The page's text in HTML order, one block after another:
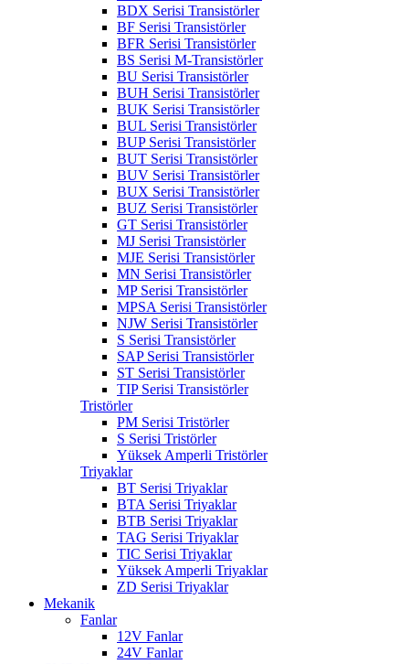
BDX Serisi Transistörler
BF Serisi Transistörler
BFR Serisi Transistörler
BS Serisi M-Transistörler
BU Serisi Transistörler
BUH Serisi Transistörler
BUK Serisi Transistörler
BUL Serisi Transistörler
BUP Serisi Transistörler
BUT Serisi Transistörler
BUV Serisi Transistörler
BUX Serisi Transistörler
BUZ Serisi Transistörler
GT Serisi Transistörler
MJ Serisi Transistörler
MJE Serisi Transistörler
MN Serisi Transistörler
MP Serisi Transistörler
MPSA Serisi Transistörler
NJW Serisi Transistörler
S Serisi Transistörler
SAP Serisi Transistörler
ST Serisi Transistörler
TIP Serisi Transistörler
Tristörler
PM Serisi Tristörler
S Serisi Tristörler
Yüksek Amperli Tristörler
Triyaklar
BT Serisi Triyaklar
BTA Serisi Triyaklar
BTB Serisi Triyaklar
TAG Serisi Triyaklar
TIC Serisi Triyaklar
Yüksek Amperli Triyaklar
ZD Serisi Triyaklar
Mekanik
Fanlar
12V Fanlar
24V Fanlar